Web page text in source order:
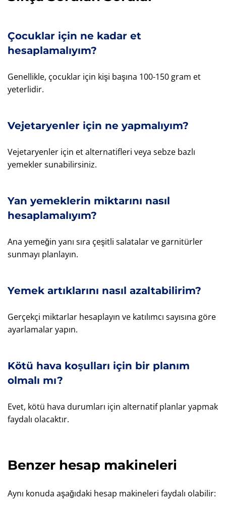
Çocuklar için ne kadar et
hesaplamalıyım?
Genellikle, çocuklar için kişi başına 100-150 gram et
yeterlidir.
Vejetaryenler için ne yapmalıyım?
Vejetaryenler için et alternatifleri veya sebze bazlı
yemekler sunabilirsiniz.
Yan yemeklerin miktarını nasıl
hesaplamalıyım?
Ana yemeğin yanı sıra çeşitli salatalar ve garnitürler
sunmayı planlayın.
Yemek artıklarını nasıl azaltabilirim?
Gerçekçi miktarlar hesaplayın ve katılımcı sayısına göre
ayarlamalar yapın.
Kötü hava koşulları için bir planım
olmalı mı?
Evet, kötü hava durumları için alternatif planlar yapmak
faydalı olacaktır.
Benzer hesap makineleri
Aynı konuda aşağıdaki hesap makineleri faydalı olabilir: